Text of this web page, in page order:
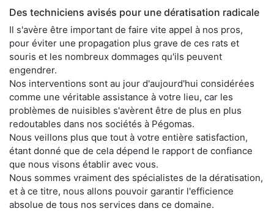
Des techniciens avisés pour une dératisation radicale
Il s'avère être important de faire vite appel à nos pros,
pour éviter une propagation plus grave de ces rats et
souris et les nombreux dommages qu'ils peuvent
engendrer.
Nos interventions sont au jour d'aujourd'hui considérées
comme une véritable assistance à votre lieu, car les
problèmes de nuisibles s'avèrent être de plus en plus
redoutables dans nos sociétés à Pégomas.
Nous veillons plus que tout à votre entière satisfaction,
étant donné que de cela dépend le rapport de confiance
que nous visons établir avec vous.
Nous sommes vraiment des spécialistes de la dératisation,
et à ce titre, nous allons pouvoir garantir l'efficience
absolue de tous nos services dans ce domaine.